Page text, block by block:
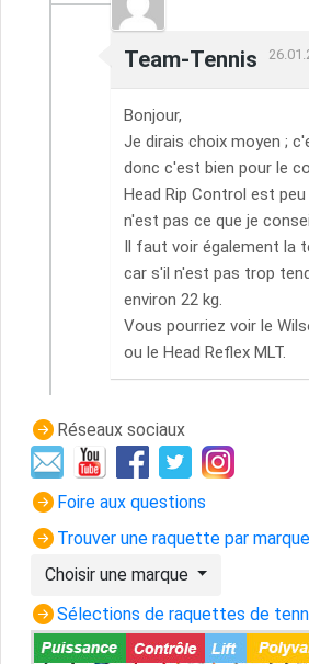
Team-Tennis
Bonjour,
Je dirais choix moyen ;
donc c'est bien pour le
Head Rip Control est
n'est pas ce que je
Il faut voir également la
car s'il n'est pas trop
environ 22 kg.
Vous pourriez voir le
ou le Head Reflex MLT.
Réseaux sociaux
Foire aux questions
Trouver une raquette par marque
Choisir une marque
Sélections de raquettes de